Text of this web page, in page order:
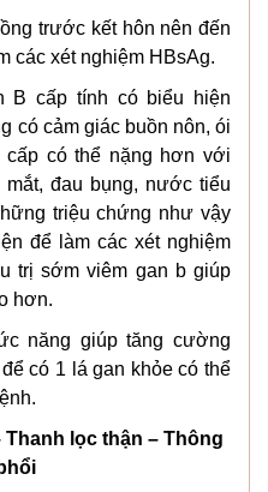
trước kết hôn nên đến
các xét nghiệm HBsAg.
B cấp tính có biểu hiện
có cảm giác buồn nôn, ói
có thể nặng hơn với
đau bụng, nước tiểu
triệu chứng như vậy
để làm các xét nghiệm
trị sớm viêm gan b giúp
hơn.
năng giúp tăng cường
có 1 lá gan khỏe có thể
Thanh lọc thận – Thông